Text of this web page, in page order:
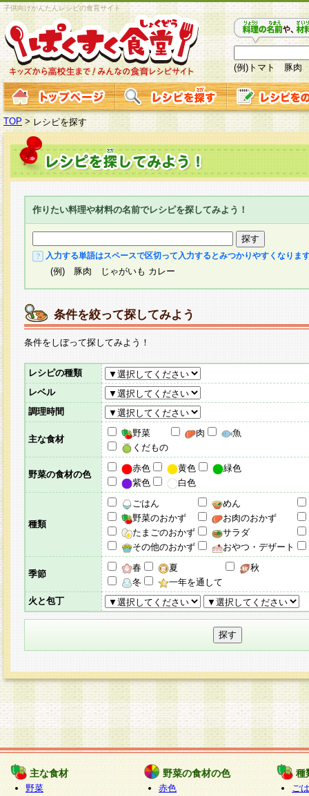
子供向けかんたんレシピの食育サイト
(例)トマト 豚肉
TOP > レシピを探す
作りたい料理や材料の名前でレシピを探してみよう！
入力する単語はスペースで区切って入力するとみつかりやすくなりま
(例) 豚肉 じゃがいも カレー
条件を絞って探してみよう
条件をしぼって探してみよう！
レシピの種類
レベル
調理時間
主な食材
野菜 肉
魚
くだもの
野菜の食材の色
赤色 黄色
緑色
紫色
白色
種類
ごはん
めん
野菜のおかず
お肉のおかず
たまごのおかず
サラダ
その他のおかず
おやつ・デザート
季節
春 夏
秋
冬
一年を通して
火と包丁
主な食材
野菜
野菜の食材の色
赤色
種
ご